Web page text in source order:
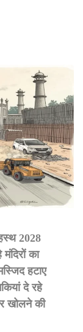
2028
का
हटाए
दे रहे
खोलने की